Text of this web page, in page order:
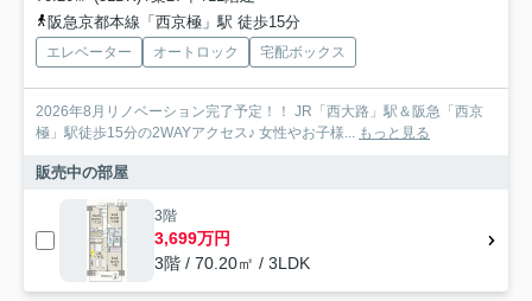
阪急京都本線「西京極」駅 徒歩15分
エレベーター オートロック 宅配ボックス
2026年8月リノベーション完了予定！！ JR「西大路」駅＆阪急「西京
極」駅徒歩15分の2WAYアクセス♪ 女性やお子様... もっと見る
販売中の部屋
3階
3,699万円
3階 / 70.20㎡ / 3LDK